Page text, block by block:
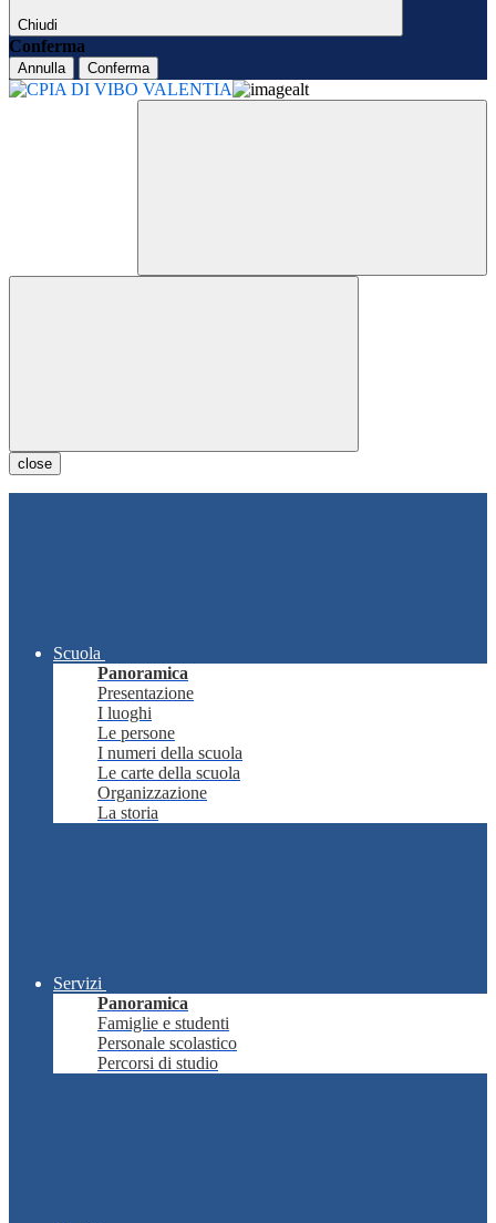
Chiudi
Conferma
Annulla Conferma
close
Scuola
Panoramica
Presentazione
I luoghi
Le persone
I numeri della scuola
Le carte della scuola
Organizzazione
La storia
Servizi
Panoramica
Famiglie e studenti
Personale scolastico
Percorsi di studio